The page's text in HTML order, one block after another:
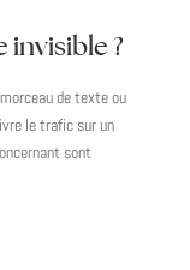
invisible ?
de texte ou
le trafic sur un
sont